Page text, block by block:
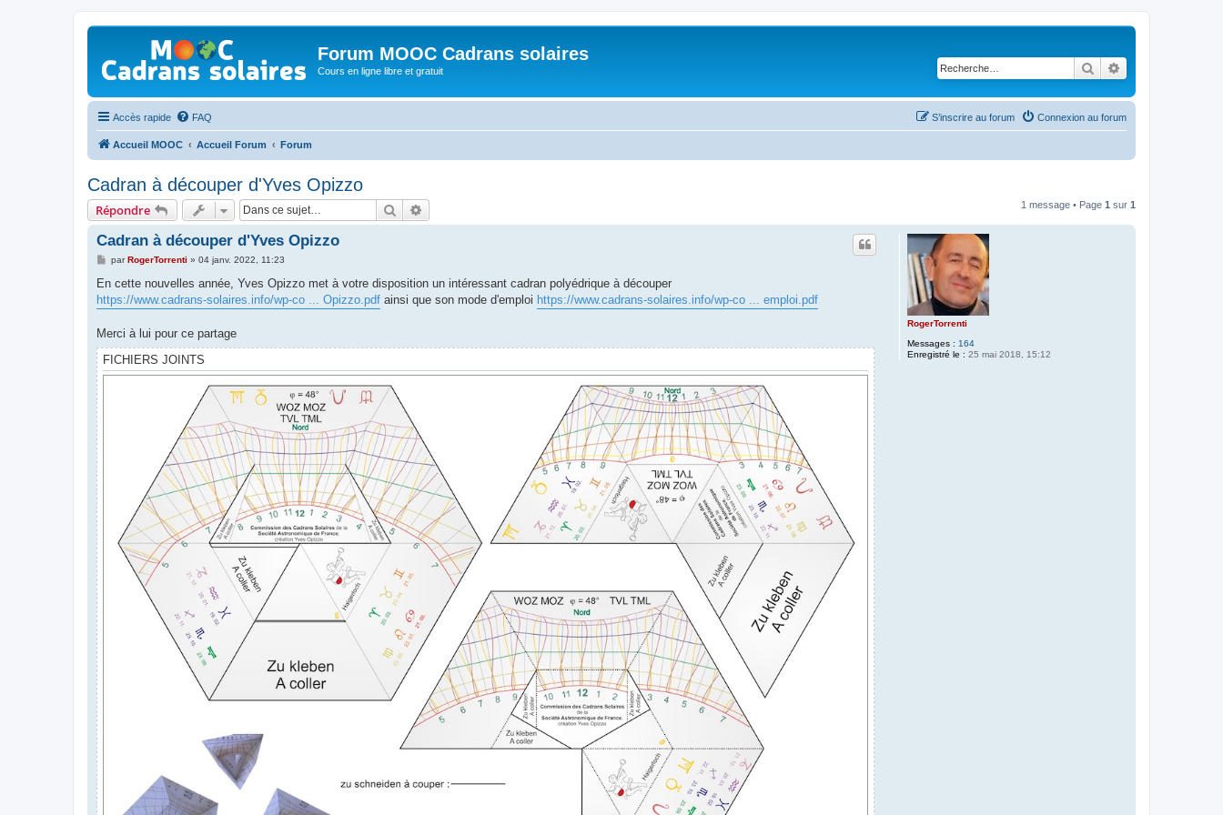
Forum MOOC Cadrans solaires
Cours en ligne libre et gratuit Rechercher
Accès rapide FAQ Connexion au forum
S’inscrire au forum
Accueil MOOC Accueil Forum Forum
Cadran à découper d'Yves Opizzo
Répondre Rechercher 1 message • Page 1 sur 1
RogerTorrenti
Messages : 164
Enregistré le : 25 mai 2018, 15:12
Cadran à découper d'Yves Opizzo
M
s
a
parRogerTorrenti » 04 janv. 2022, 11:23
En cette nouvelles année, Yves Opizzo met à votre disposition un intéressant cadran polyédrique à découper
https://www.cadrans-solaires.info/wp-co ... Opizzo.pdf ainsi que son mode d'emploi https://www.cadrans-solaires.info/wp-co ... emploi.pdf
Merci à lui pour ce partage
FICHIERS JOINTS